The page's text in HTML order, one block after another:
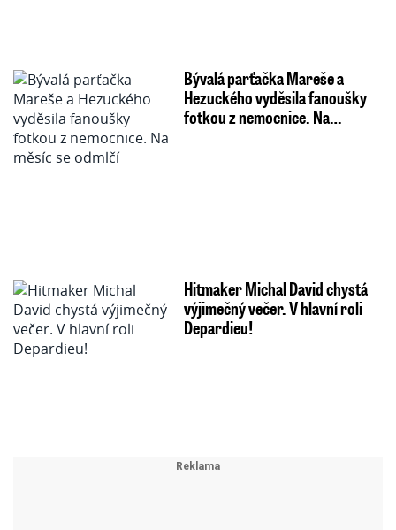
Bývalá parťačka Mareše a
Hezuckého vyděsila fanoušky
fotkou z nemocnice. Na…
Hitmaker Michal David chystá
výjimečný večer. V hlavní roli
Depardieu!